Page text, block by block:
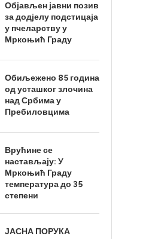
Објављен јавни позив
за додјелу подстицаја
у пчеларству у
Мркоњић Граду
Обиљежено 85 година
од усташког злочина
над Србима у
Пребиловцима
Врућине се
настављају: У
Мркоњић Граду
температура до 35
степени
ЈАСНА ПОРУКА